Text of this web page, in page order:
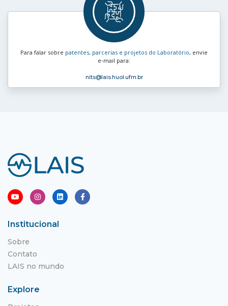
Para falar sobre patentes, parcerias e projetos do Laboratório, envie
e‑mail para:
nits@lais.huol.ufrn.br
Institucional
Sobre
Contato
LAIS no mundo
Explore